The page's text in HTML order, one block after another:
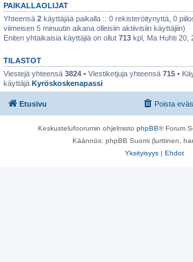
PAIKALLAOLIJAT
Yhteensä 2 käyttäjää paikalla :: 0 rekisteröitynyttä, 0
viimeisen 5 minuutin aikana olleisiin aktiivisiin käyttäjiin)
Eniten yhtaikaisia käyttäjiä on ollut 713 kpl, Ma Huhti 20,
TILASTOT
Viestejä yhteensä 3824 • Viestiketjuja yhteensä 715 •
käyttäjä Kyröskoskenapassi
Etusivu Poista
Keskustelufoorumin ohjelmisto phpBB® Forum
Käännös: phpBB Suomi (lurttinen,
Yksityisyys | Ehdot